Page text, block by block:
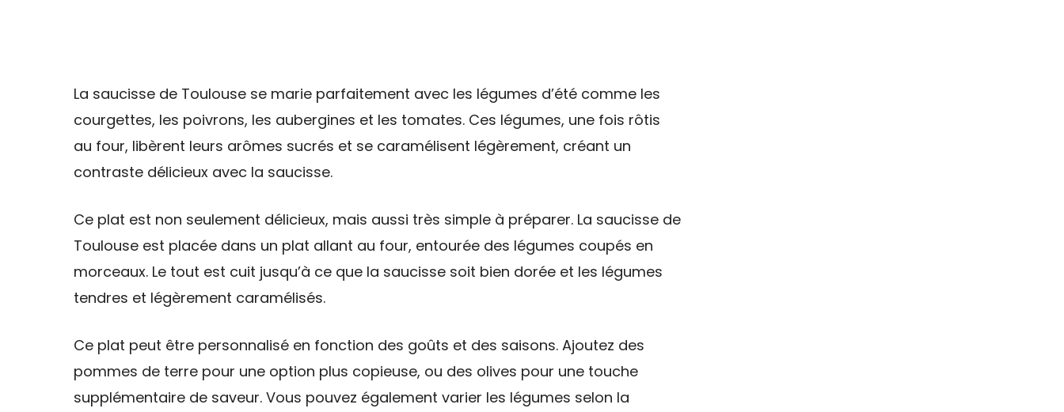
La saucisse de Toulouse se marie parfaitement avec les légumes d’été comme les
courgettes, les poivrons, les aubergines et les tomates. Ces légumes, une fois rôtis
au four, libèrent leurs arômes sucrés et se caramélisent légèrement, créant un
contraste délicieux avec la saucisse.
Ce plat est non seulement délicieux, mais aussi très simple à préparer. La saucisse de
Toulouse est placée dans un plat allant au four, entourée des légumes coupés en
morceaux. Le tout est cuit jusqu’à ce que la saucisse soit bien dorée et les légumes
tendres et légèrement caramélisés.
Ce plat peut être personnalisé en fonction des goûts et des saisons. Ajoutez des
pommes de terre pour une option plus copieuse, ou des olives pour une touche
supplémentaire de saveur. Vous pouvez également varier les légumes selon la